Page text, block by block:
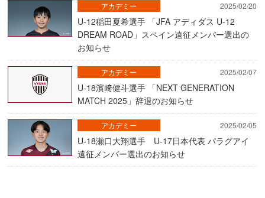
2025/02/20
U-12稲田夏希選手 「JFA アディダス U-12
DREAM ROAD」スペイン遠征メンバー選出の
お知らせ
アカデミー
2025/02/07
U-18濱﨑健斗選手 「NEXT GENERATION
MATCH 2025」辞退のお知らせ
アカデミー
2025/02/05
U-18瀬口大翔選手 U-17日本代表 パラグアイ
遠征メンバー選出のお知らせ
アカデミー